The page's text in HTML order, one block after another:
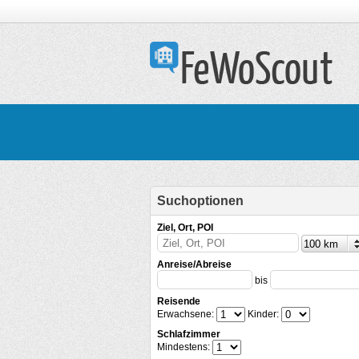
Suchoptionen
Ziel, Ort, POI
Anreise/Abreise
bis
Reisende
Erwachsene:
Kinder:
Schlafzimmer
Mindestens: